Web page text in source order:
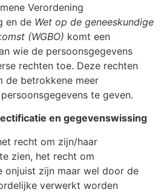
Verordening
en de Wet op de geneeskundige
(WGBO) komt een
wie de persoonsgegevens
rechten toe. Deze rechten
de betrokkene meer
te geven.
en gegevenswissing
recht om zijn/haar
zien, het recht om
onjuist zijn maar wel door de
verwerkt worden